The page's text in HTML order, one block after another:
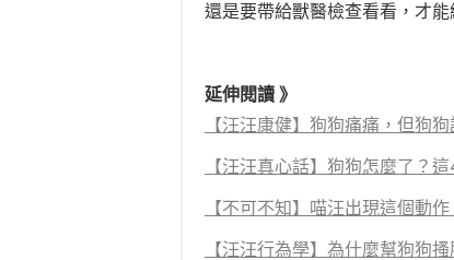
還是要帶給獸醫檢查看看，才
延伸閱讀 》
【汪汪康健】狗狗痛痛，但狗
【汪汪真心話】狗狗怎麼了？
【不可不知】喵汪出現這個動
【汪汪行為學】為什麼幫狗狗